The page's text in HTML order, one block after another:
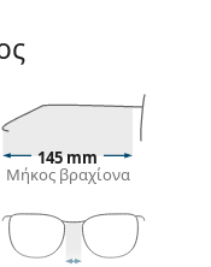
απόλυτα
και τα ανοιχτά
ηλίου
οβάλ ή
145 mm
Μήκος βραχίονα